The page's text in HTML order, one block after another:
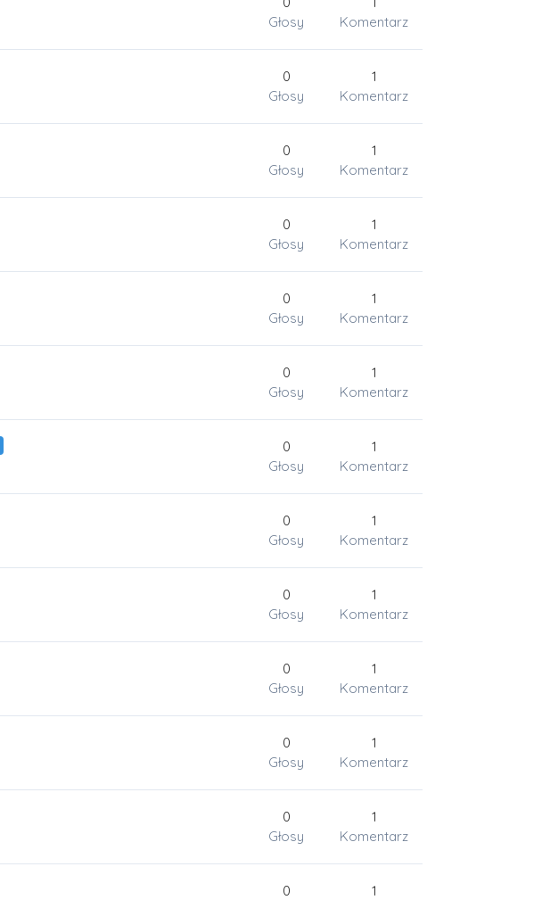
Głosy
Komentarz
0
Głosy
1
Komentarz
0
Głosy
1
Komentarz
0
Głosy
1
Komentarz
0
Głosy
1
Komentarz
0
Głosy
1
Komentarz
0
Głosy
1
Komentarz
0
Głosy
1
Komentarz
0
Głosy
1
Komentarz
0
Głosy
1
Komentarz
0
Głosy
1
Komentarz
0
Głosy
1
Komentarz
0
1